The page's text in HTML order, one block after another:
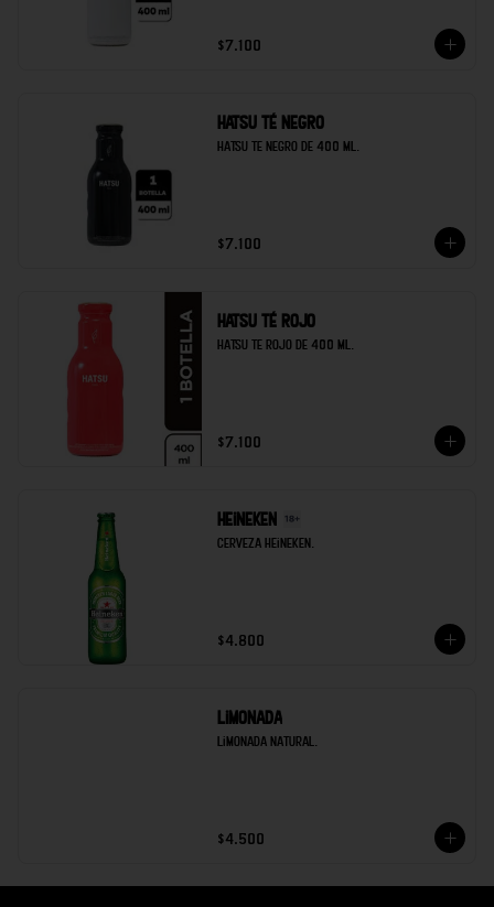
$7.100
Hatsu té negro
Hatsu te negro de 400 ml.
$7.100
Hatsu té rojo
Hatsu te rojo de 400 ml.
$7.100
Heineken
Cerveza heineken.
$4.800
Limonada
Limonada natural.
$4.500